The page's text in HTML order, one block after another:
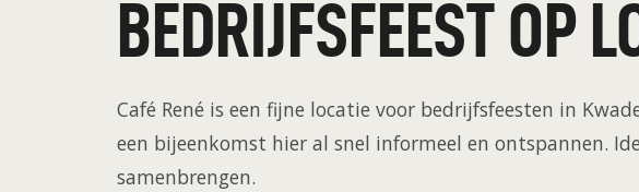
BEDRIJFSFEEST OP
Café René is een fijne locatie voor bedrijfsfeesten in
een bijeenkomst hier al snel informeel en ontspannen.
samenbrengen.